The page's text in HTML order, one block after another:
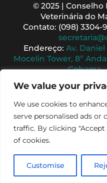
We value your
We use cookies to
serve personalised ads or
traffic. By clicking
of cookies.
Customise
© 2025 |
Veterinária do
Contato: (098) 3304-
Endereço: Av. Daniel
Mocelin Tower, 8º
Cohama
Horário de